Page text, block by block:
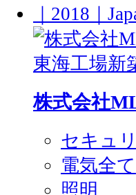
｜2018｜
株式会社
セキュ
電気全て
照明